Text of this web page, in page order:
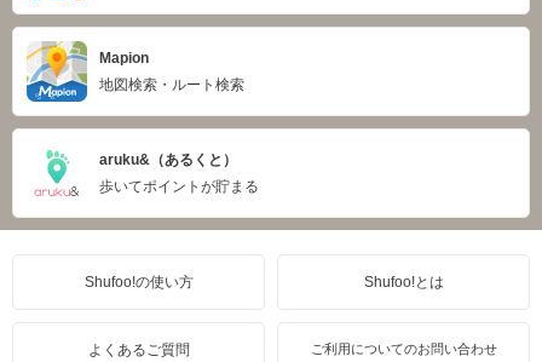
Mapion
地図検索・ルート検索
aruku&（あるくと）
歩いてポイントが貯まる
Shufoo!の使い方 Shufoo!とは
よくあるご質問 ご利用についてのお問い合わせ